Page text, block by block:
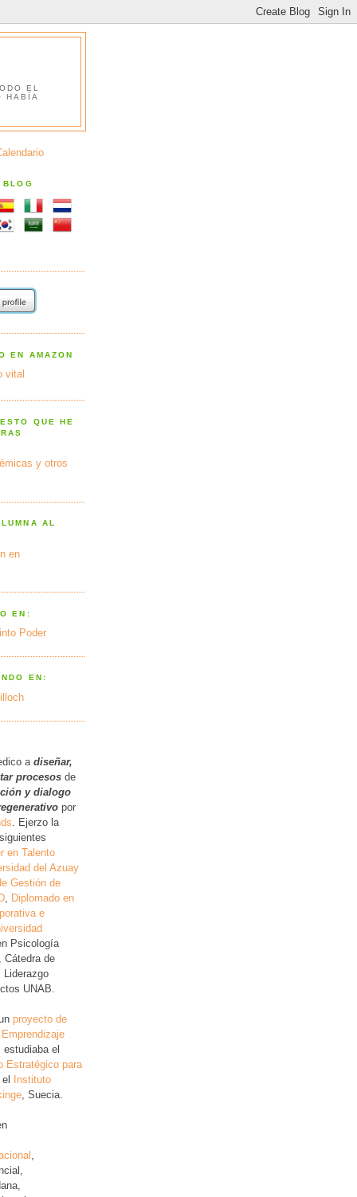
EL
HABÍA
BLOG
EN AMAZON
vital
QUE HE
y otros
AL
en
EN:
Poder
EN:
a diseñar,
procesos de
y dialogo
por
. Ejerzo la
en Talento
del Azuay
Gestión de
Diplomado en
e
Psicología
Cátedra de
Liderazgo
UNAB.
proyecto de
estudiaba el
Estratégico para
el Instituto
, Suecia.